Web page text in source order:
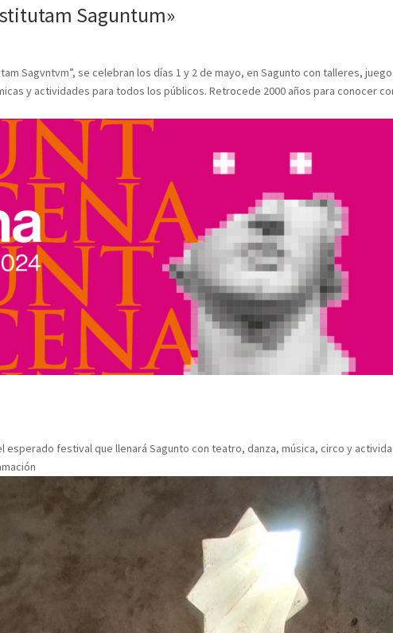
Saguntum»
Sagvntvm”, se celebran los días 1 y 2 de mayo, en Sagunto con talleres,
y actividades para todos los públicos. Retrocede 2000 años para conocer
esperado festival que llenará Sagunto con teatro, danza, música, circo y